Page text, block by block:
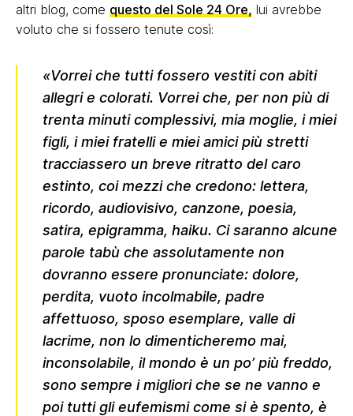
altri blog, come questo del Sole 24 Ore, lui avrebbe
voluto che si fossero tenute così:
«Vorrei che tutti fossero vestiti con abiti
allegri e colorati. Vorrei che, per non più di
trenta minuti complessivi, mia moglie, i miei
figli, i miei fratelli e miei amici più stretti
tracciassero un breve ritratto del caro
estinto, coi mezzi che credono: lettera,
ricordo, audiovisivo, canzone, poesia,
satira, epigramma, haiku. Ci saranno alcune
parole tabù che assolutamente non
dovranno essere pronunciate: dolore,
perdita, vuoto incolmabile, padre
affettuoso, sposo esemplare, valle di
lacrime, non lo dimenticheremo mai,
inconsolabile, il mondo è un po’ più freddo,
sono sempre i migliori che se ne vanno e
poi tutti gli eufemismi come si è spento, è